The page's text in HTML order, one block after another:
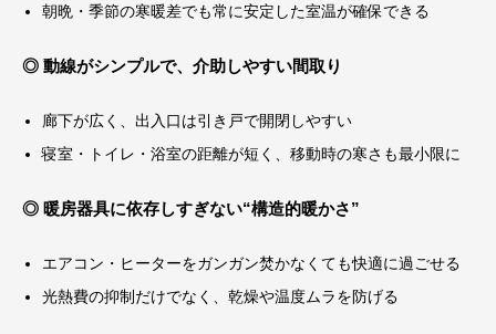
朝晩・季節の寒暖差でも常に安定した室温が確保できる
◎ 動線がシンプルで、介助しやすい間取り
廊下が広く、出入口は引き戸で開閉しやすい
寝室・トイレ・浴室の距離が短く、移動時の寒さも最小限に
◎ 暖房器具に依存しすぎない“構造的暖かさ”
エアコン・ヒーターをガンガン焚かなくても快適に過ごせる
光熱費の抑制だけでなく、乾燥や温度ムラを防げる